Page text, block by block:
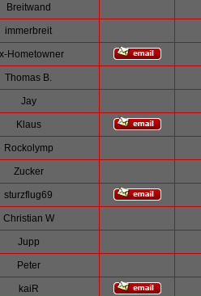
Breitwand
immerbreit
Hometowner
Thomas B.
Jay
Klaus
Rockolymp
Zucker
sturzflug69
Christian W
Jupp
Peter
kaiR